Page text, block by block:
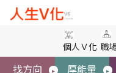
個人Ｖ化 職
找方向 厚能量
標題